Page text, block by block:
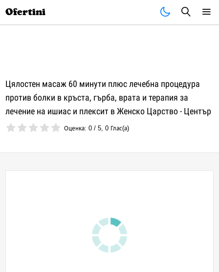
Ofertini
Цялостен масаж 60 минути плюс лечебна процедура
против болки в кръста, гърба, врата и терапия за
лечение на ишиас и плексит в Женско Царство - Център
Оценка:0 /5,0 Глас(а)